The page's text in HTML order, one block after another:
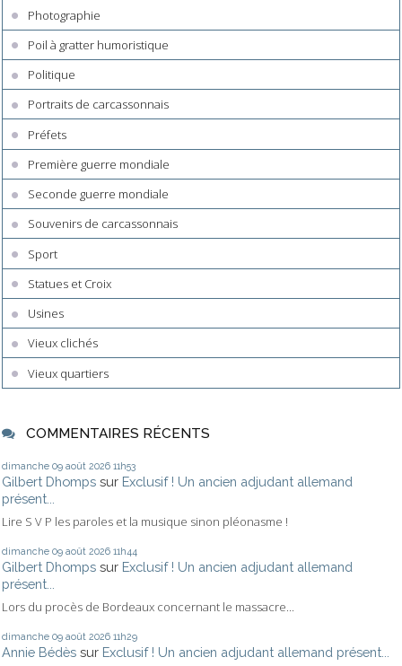
Photographie
Poil à gratter humoristique
Politique
Portraits de carcassonnais
Préfets
Première guerre mondiale
Seconde guerre mondiale
Souvenirs de carcassonnais
Sport
Statues et Croix
Usines
Vieux clichés
Vieux quartiers
COMMENTAIRES RÉCENTS
dimanche 09 août 2026 11h53
Gilbert Dhomps sur Exclusif ! Un ancien adjudant allemand
présent...
Lire S V P les paroles et la musique sinon pléonasme !
dimanche 09 août 2026 11h44
Gilbert Dhomps sur Exclusif ! Un ancien adjudant allemand
présent...
Lors du procès de Bordeaux concernant le massacre...
dimanche 09 août 2026 11h29
Annie Bédès sur Exclusif ! Un ancien adjudant allemand présent...